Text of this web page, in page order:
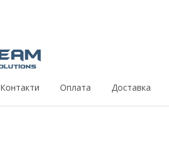
Контакти Оплата Доставка